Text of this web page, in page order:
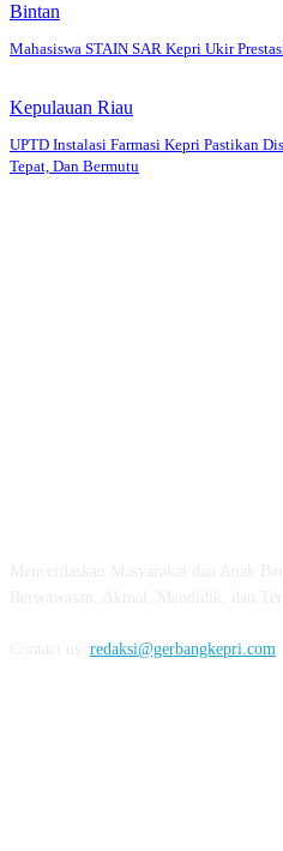
Bintan
Mahasiswa STAIN SAR Kepri Ukir
Kepulauan Riau
UPTD Instalasi Farmasi Kepri Pastikan
Tepat, Dan Bermutu
redaksi@gerbangkepri.com